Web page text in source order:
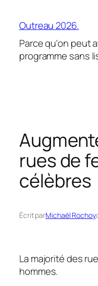
Outreau 2026.
Parce qu'on peut
programme sans
rues de
célèbres
Écrit parMichaël Rochoy
La majorité des
hommes.